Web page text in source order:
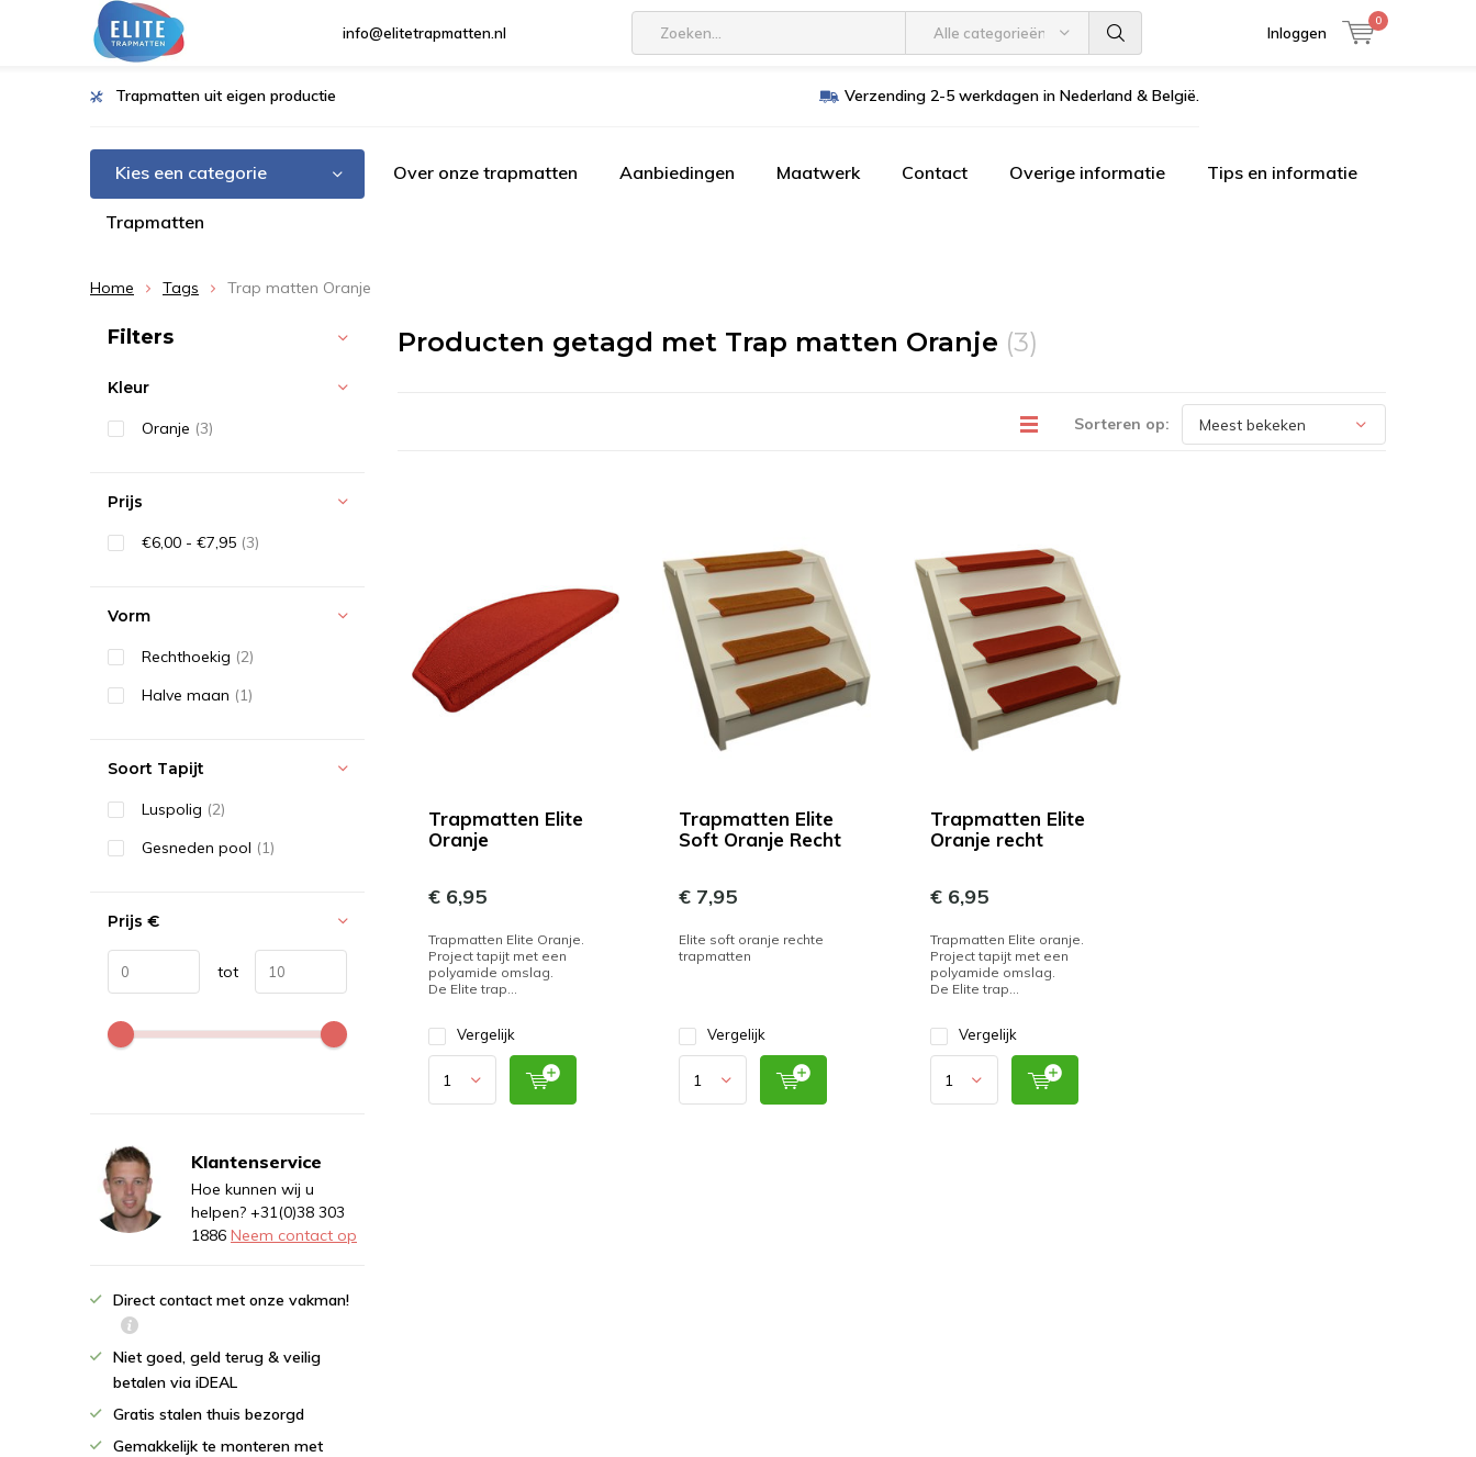
info@elitetrapmatten.nl Alle categorieën Inloggen
0
Trapmatten uit eigen productie Verzending 2-5 werkdagen in Nederland & België.
Kies een categorie Over onze trapmatten Aanbiedingen Maatwerk Contact Overige informatie Tips en informatie
Trapmatten
Home Tags Trap matten Oranje
Producten getagd met Trap matten Oranje (3)
Sorteren op:
Trapmatten Elite
Oranje
€ 6,95
Trapmatten Elite Oranje.
Project tapijt met een
polyamide omslag.
De Elite trap...
Vergelijk
Trapmatten Elite
Soft Oranje Recht
€ 7,95
Elite soft oranje rechte
trapmatten
Vergelijk
Trapmatten Elite
Oranje recht
€ 6,95
Trapmatten Elite oranje.
Project tapijt met een
polyamide omslag.
De Elite trap...
Vergelijk
Sorteren op:
Filters
Kleur
Oranje (3)
Prijs
€6,00 - €7,95 (3)
Vorm
Rechthoekig (2)
Halve maan (1)
Soort Tapijt
Luspolig (2)
Gesneden pool (1)
Prijs €
tot
Klantenservice
Hoe kunnen wij u
helpen? +31(0)38 303
1886 Neem contact op
Direct contact met onze vakman!
Niet goed, geld terug & veilig
betalen via iDEAL
Gratis stalen thuis bezorgd
Gemakkelijk te monteren met